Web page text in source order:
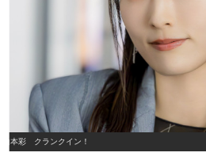
山本彩 クランクイン！